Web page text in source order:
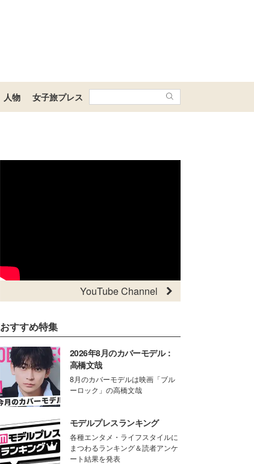
人物 女子旅プレス
YouTube Channel
おすすめ特集
2026年8月のカバーモデル：
高橋文哉
8月のカバーモデルは映画「ブル
ーロック」の高橋文哉
モデルプレスランキング
各種エンタメ・ライフスタイルに
まつわるランキング＆読者アンケ
ート結果を発表